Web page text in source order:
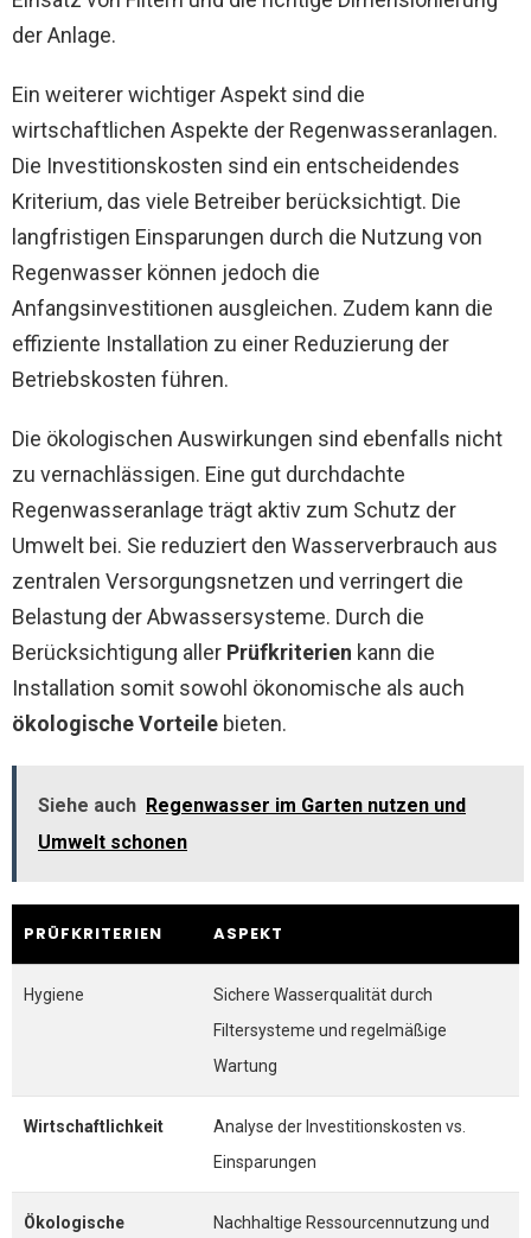
der Anlage.
Ein weiterer wichtiger Aspekt sind die
wirtschaftlichen Aspekte der Regenwasseranlagen.
Die Investitionskosten sind ein entscheidendes
Kriterium, das viele Betreiber berücksichtigt. Die
langfristigen Einsparungen durch die Nutzung von
Regenwasser können jedoch die
Anfangsinvestitionen ausgleichen. Zudem kann die
effiziente Installation zu einer Reduzierung der
Betriebskosten führen.
Die ökologischen Auswirkungen sind ebenfalls nicht
zu vernachlässigen. Eine gut durchdachte
Regenwasseranlage trägt aktiv zum Schutz der
Umwelt bei. Sie reduziert den Wasserverbrauch aus
zentralen Versorgungsnetzen und verringert die
Belastung der Abwassersysteme. Durch die
Berücksichtigung aller Prüfkriterien kann die
Installation somit sowohl ökonomische als auch
ökologische Vorteile bieten.
Siehe auch Regenwasser im Garten nutzen und
Umwelt schonen
PRÜFKRITERIEN ASPEKT
Hygiene
Sichere Wasserqualität durch
Filtersysteme und regelmäßige
Wartung
Wirtschaftlichkeit
Analyse der Investitionskosten vs.
Einsparungen
Ökologische
Nachhaltige Ressourcennutzung und